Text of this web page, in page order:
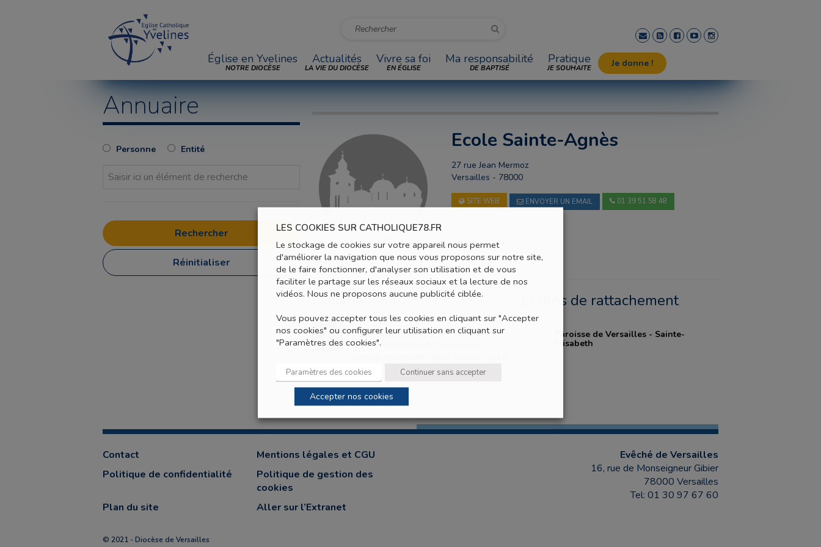
Église en Yvelines
NOTRE DIOCÈSE
Actualités
LA VIE DU DIOCÈSE
Vivre sa foi
EN ÉGLISE
Ma responsabilité
DE BAPTISÉ
Pratique
JE SOUHAITE Je donne !
Annuaire
Personne Entité
Réinitialiser
Ecole Sainte-Agnès
27 rue Jean Mermoz
Versailles - 78000
SITE WEB ENVOYER UN EMAIL 01 39 51 58 48
Nominations
P. Jean-Yves COEROLI
Prêtre référent pour l'établissement
de Versailles
Entités de rattachement
Paroisse de Versailles - Sainte-
Elisabeth
Contact
Mentions légales et CGU
Politique de confidentialité
Politique de gestion des
cookies
Plan du site
Aller sur l’Extranet
Evêché de Versailles
16, rue de Monseigneur Gibier
78000 Versailles
Tel: 01 30 97 67 60
© 2021 - Diocèse de Versailles
LES COOKIES SUR CATHOLIQUE78.FR
Le stockage de cookies sur votre appareil nous permet
d'améliorer la navigation que nous vous proposons sur notre site,
de le faire fonctionner, d'analyser son utilisation et de vous
faciliter le partage sur les réseaux sociaux et la lecture de nos
vidéos. Nous ne proposons aucune publicité ciblée.
Vous pouvez accepter tous les cookies en cliquant sur "Accepter
nos cookies" ou configurer leur utilisation en cliquant sur
"Paramètres des cookies".
Paramètres des cookies Continuer sans accepter
Accepter nos cookies